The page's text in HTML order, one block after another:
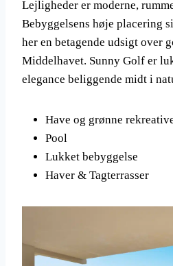
Lejligheder er moderne,
Bebyggelsens høje placering
her en betagende udsigt over
Middelhavet. Sunny Golf er
elegance beliggende midt i
Have og grønne
Pool
Lukket bebyggelse
Haver & Tagterrasser